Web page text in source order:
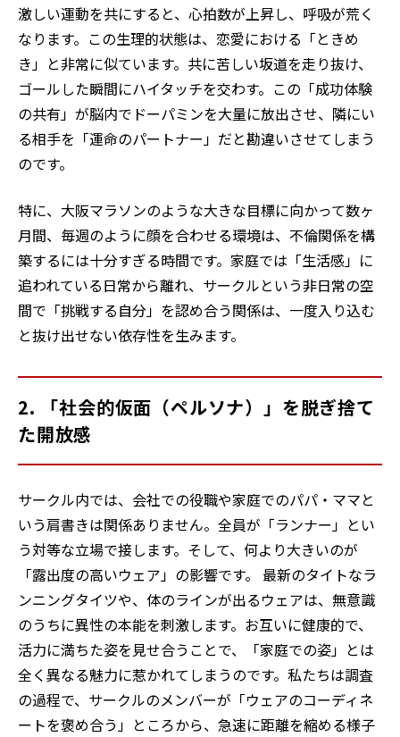
激しい運動を共にすると、心拍数が上昇し、呼吸が荒く
なります。この生理的状態は、恋愛における「ときめ
き」と非常に似ています。共に苦しい坂道を走り抜け、
ゴールした瞬間にハイタッチを交わす。この「成功体験
の共有」が脳内でドーパミンを大量に放出させ、隣にい
る相手を「運命のパートナー」だと勘違いさせてしまう
のです。
特に、大阪マラソンのような大きな目標に向かって数ヶ
月間、毎週のように顔を合わせる環境は、不倫関係を構
築するには十分すぎる時間です。家庭では「生活感」に
追われている日常から離れ、サークルという非日常の空
間で「挑戦する自分」を認め合う関係は、一度入り込む
と抜け出せない依存性を生みます。
2. 「社会的仮面（ペルソナ）」を脱ぎ捨て
た開放感
サークル内では、会社での役職や家庭でのパパ・ママと
いう肩書きは関係ありません。全員が「ランナー」とい
う対等な立場で接します。そして、何より大きいのが
「露出度の高いウェア」の影響です。 最新のタイトなラ
ンニングタイツや、体のラインが出るウェアは、無意識
のうちに異性の本能を刺激します。お互いに健康的で、
活力に満ちた姿を見せ合うことで、「家庭での姿」とは
全く異なる魅力に惹かれてしまうのです。私たちは調査
の過程で、サークルのメンバーが「ウェアのコーディネ
ートを褒め合う」ところから、急速に距離を縮める様子